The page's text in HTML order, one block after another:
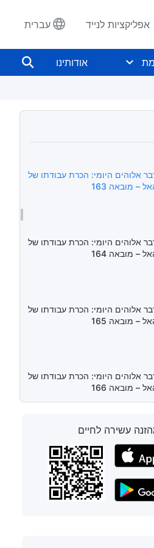
אפליקציות לנייד עברית
אודותינו
– מובאה 161
אלוהים היומי: הכרת עבודתו של
– מובאה 163
אלוהים היומי: הכרת עבודתו של
– מובאה 164
אלוהים היומי: הכרת עבודתו של
– מובאה 165
אלוהים היומי: הכרת עבודתו של
– מובאה 166
אלוהים היומי: הכרת עבודתו של
– מובאה 167
עשירה לחיים